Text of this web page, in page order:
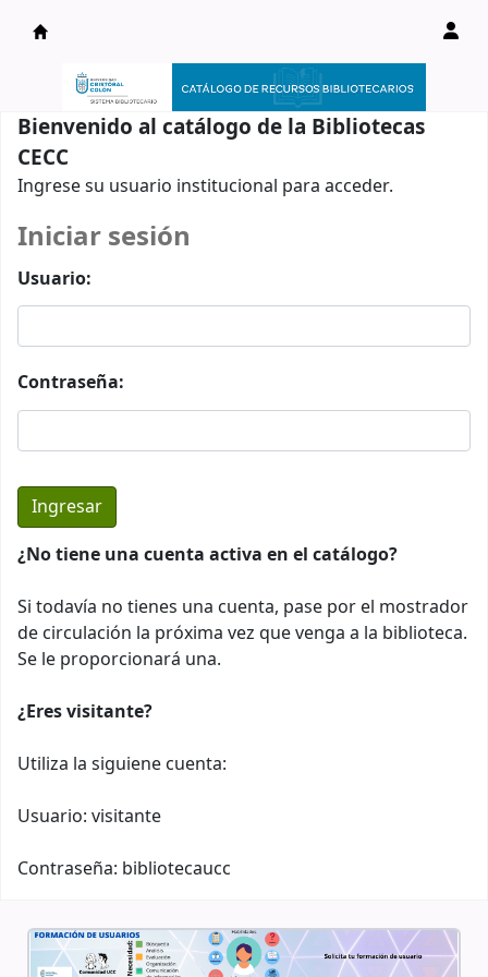
Catálogo en línea
Bienvenido al catálogo de la Bibliotecas
CECC
Ingrese su usuario institucional para acceder.
Iniciar sesión
Usuario:
Contraseña:
¿No tiene una cuenta activa en el catálogo?
Si todavía no tienes una cuenta, pase por el mostrador
de circulación la próxima vez que venga a la biblioteca.
Se le proporcionará una.
¿Eres visitante?
Utiliza la siguiene cuenta:
Usuario: visitante
Contraseña: bibliotecaucc